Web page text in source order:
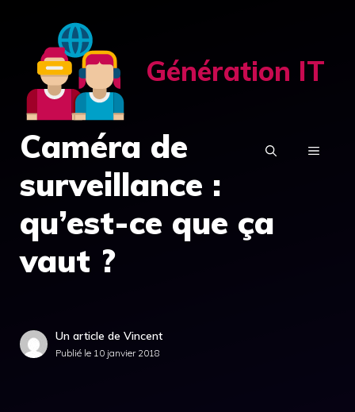
contenu
Génération IT
MENU
Caméra de
surveillance :
qu’est-ce que ça
vaut ?
Un article de Vincent
Publié le 10 janvier 2018